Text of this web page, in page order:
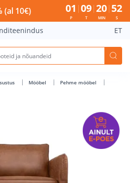
- Bauhof has loaded
(al 10€) 01
P
09
T
20
MIN
52
S
ET
Mööbel
Pehme mööbel